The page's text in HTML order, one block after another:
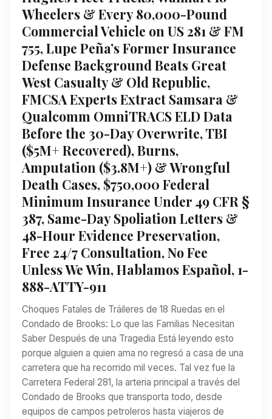
Wheelers & Every 80,000-Pound
Commercial Vehicle on US 281 & FM
755, Lupe Peña’s Former Insurance
Defense Background Beats Great
West Casualty & Old Republic,
FMCSA Experts Extract Samsara &
Qualcomm OmniTRACS ELD Data
Before the 30-Day Overwrite, TBI
($5M+ Recovered), Burns,
Amputation ($3.8M+) & Wrongful
Death Cases, $750,000 Federal
Minimum Insurance Under 49 CFR §
387, Same-Day Spoliation Letters &
48-Hour Evidence Preservation,
Free 24/7 Consultation, No Fee
Unless We Win, Hablamos Español, 1-
888-ATTY-911
Choques Fatales de Tráileres de 18 Ruedas en el
Condado de Brooks: Lo que las Familias Necesitan
Saber Después de una Tragedia Está leyendo esto
porque alguien a quien ama no regresó a casa de una
carretera que ha recorrido mil veces. Tal vez fue la
Carretera Federal 281, la arteria principal a través del
Condado de Brooks que transporta todo, desde
equipos de campos petroleros hasta viajeros de